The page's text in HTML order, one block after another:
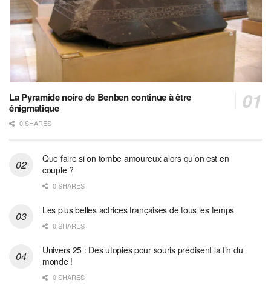
La Pyramide noire de Benben continue à être
énigmatique
0 SHARES
Que faire si on tombe amoureux alors qu’on est en
couple ?
0 SHARES
Les plus belles actrices françaises de tous les temps
0 SHARES
Univers 25 : Des utopies pour souris prédisent la fin du
monde !
0 SHARES